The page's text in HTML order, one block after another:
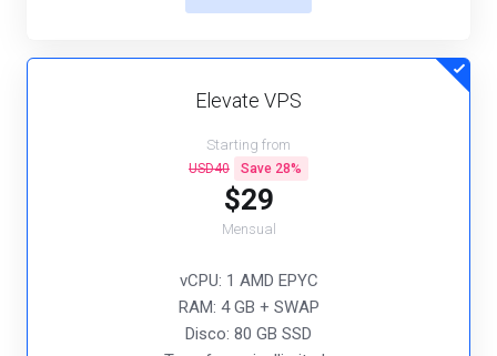
Elevate VPS
Starting from
USD40 Save 28%
$29
Mensual
vCPU: 1 AMD EPYC
RAM: 4 GB + SWAP
Disco: 80 GB SSD